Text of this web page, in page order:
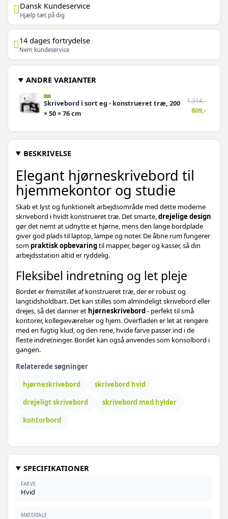
Dansk Kundeservice
Hjælp tæt på dig
14 dages fortrydelse
Nem kundeservice
BESKRIVELSE
Elegant hjørneskrivebord til
hjemmekontor og studie
Skab et lyst og funktionelt arbejdsområde med dette moderne
skrivebord i hvidt konstrueret træ. Det smarte,drejelige design
gør det nemt at udnytte et hjørne, mens den lange bordplade
giver god plads til laptop, lampe og noter. De åbne rum fungerer
som praktisk opbevaringtil mapper, bøger og kasser, så din
arbejdsstation altid er ryddelig.
Fleksibel indretning og let pleje
Bordet er fremstillet af konstrueret træ, der er robust og
langtidsholdbart. Det kan stilles som almindeligt skrivebord eller
drejes, så det danner et hjørneskrivebord- perfekt til små
kontorer, kollegieværelser og hjem. Overfladen er let at rengøre
med en fugtig klud, og den rene, hvide farve passer ind i de
fleste indretninger. Bordet kan også anvendes som konsolbord i
gangen.
Relaterede søgninger
hjørneskrivebord
skrivebord hvid
drejeligt skrivebord
skrivebord med hylder
kontorbord
SPECIFIKATIONER
FARVE
Hvid
MATERIALE
ANDRE VARIANTER
Skrivebord i sort eg - konstrueret træ, 200
× 50 × 76 cm
1.314,-
809,-